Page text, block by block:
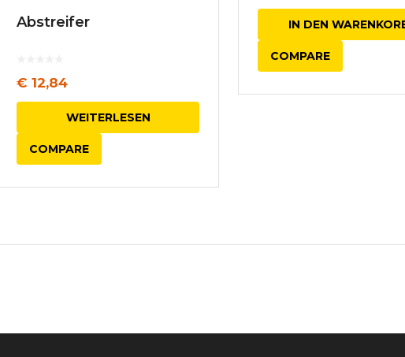
Abstreifer
€ 12,84
WEITERLESEN
COMPARE
IN DEN
COMPARE